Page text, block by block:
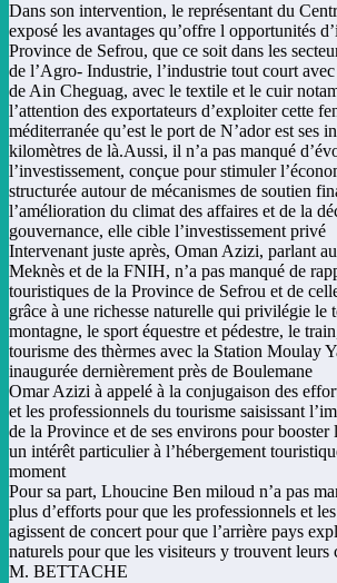
Dans son intervention, le représentant du
exposé les avantages qu’offre l opportunités
Province de Sefrou, que ce soit dans les
de l’Agro- Industrie, l’industrie tout court
de Ain Cheguag, avec le textile et le cuir
l’attention des exportateurs d’exploiter cette
méditerranée qu’est le port de N’ador est ses
kilomètres de là.Aussi, il n’a pas manqué
l’investissement, conçue pour stimuler
structurée autour de mécanismes de soutien
l’amélioration du climat des affaires et de la
gouvernance, elle cible l’investissement privé
Intervenant juste après, Oman Azizi, parlant
Meknès et de la FNIH, n’a pas manqué de
touristiques de la Province de Sefrou et de
grâce à une richesse naturelle qui privilégie le
montagne, le sport équestre et pédestre, le
tourisme des thèrmes avec la Station Moulay
inaugurée dernièrement près de Boulemane
Omar Azizi à appelé à la conjugaison des
et les professionnels du tourisme saisissant
de la Province et de ses environs pour booster
un intérêt particulier à l’hébergement
moment
Pour sa part, Lhoucine Ben miloud n’a pas
plus d’efforts pour que les professionnels et
agissent de concert pour que l’arrière pays
naturels pour que les visiteurs y trouvent leurs
M. BETTACHE